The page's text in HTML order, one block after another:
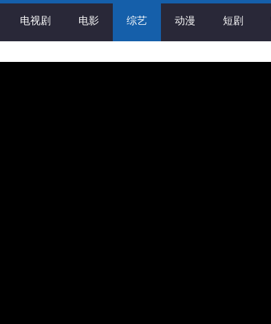
电视剧 电影 综艺 动漫 短剧